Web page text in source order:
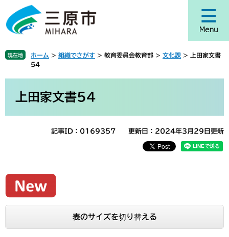
ジ
頭
す
ュ
飛
し
現在地 ホーム > 組織でさがす > 教育委員会教育部 > 文化課 >
上田家文書
54
上田家文書54
記事ID：0169357 更新日：2024年3月29日更新
表のサイズを切り替える